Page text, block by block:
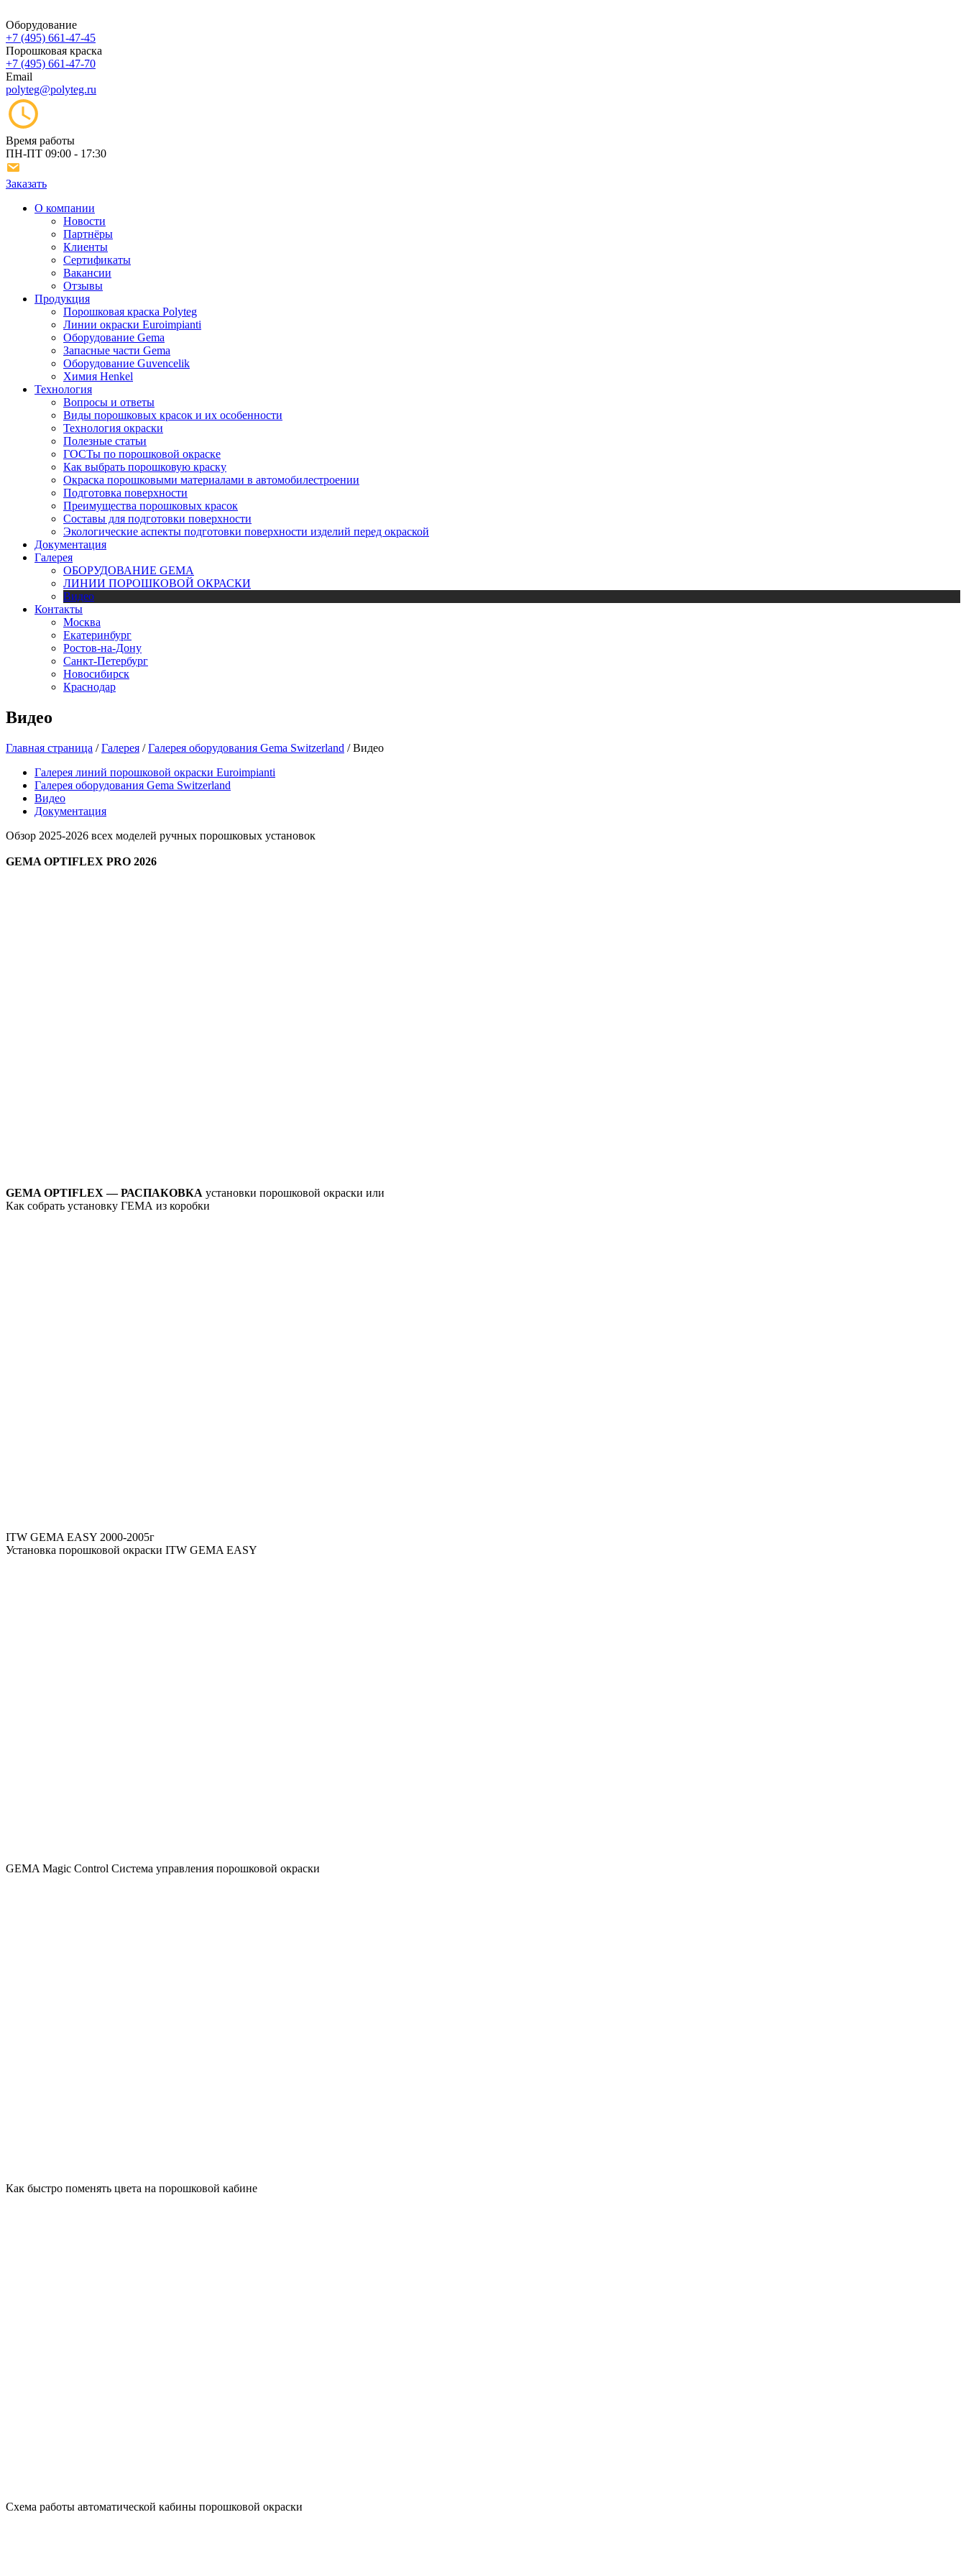
Оборудование
+7 (495) 661-47-45
Порошковая краска
+7 (495) 661-47-70
Email
polyteg@polyteg.ru
Время работы
ПН-ПТ 09:00 - 17:30
Заказать
О компании
Новости
Партнёры
Клиенты
Сертификаты
Вакансии
Отзывы
Продукция
Порошковая краска Polyteg
Линии окраски Euroimpianti
Оборудование Gema
Запасные части Gema
Оборудование Guvencelik
Химия Henkel
Технология
Вопросы и ответы
Виды порошковых красок и их особенности
Технология окраски
Полезные статьи
ГОСТы по порошковой окраске
Как выбрать порошковую краску
Окраска порошковыми материалами в автомобилестроении
Подготовка поверхности
Преимущества порошковых красок
Составы для подготовки поверхности
Экологические аспекты подготовки поверхности изделий перед окраской
Документация
Галерея
ОБОРУДОВАНИЕ GEMA
ЛИНИИ ПОРОШКОВОЙ ОКРАСКИ
Видео
Контакты
Москва
Екатеринбург
Ростов-на-Дону
Санкт-Петербург
Новосибирск
Краснодар
Видео
Главная страница /Галерея /Галерея оборудования Gema Switzerland /Видео
Галерея линий порошковой окраски Euroimpianti
Галерея оборудования Gema Switzerland
Видео
Документация
Обзор 2025-2026 всех моделей ручных порошковых установок
GEMA OPTIFLEX PRO 2026
GEMA OPTIFLEX — РАСПАКОВКА установки порошковой окраски или
Как собрать установку ГЕМА из коробки
ITW GEMA EASY 2000-2005г
Установка порошковой окраски ITW GEMA EASY
GEMA Magic Control Система управления порошковой окраски
Как быстро поменять цвета на порошковой кабине
Схема работы автоматической кабины порошковой окраски